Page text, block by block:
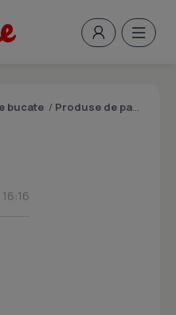
bucate / Produse de panificatie si patiserie